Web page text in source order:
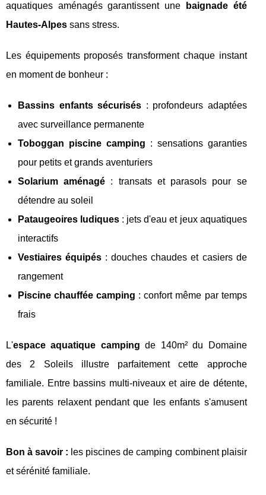
aquatiques aménagés garantissent une
baignade été
Hautes-Alpes sans stress.
Les équipements proposés transforment chaque instant
en moment de bonheur :
Bassins enfants sécurisés : profondeurs adaptées
avec surveillance permanente
Toboggan piscine camping : sensations garanties
pour petits et grands aventuriers
Solarium aménagé : transats et parasols pour se
détendre au soleil
Pataugeoires ludiques : jets d'eau et jeux aquatiques
interactifs
Vestiaires équipés : douches chaudes et casiers de
rangement
Piscine chauffée camping : confort même par temps
frais
L'espace aquatique camping de 140m² du Domaine
des 2 Soleils illustre parfaitement cette approche
familiale. Entre bassins multi-niveaux et aire de détente,
les parents relaxent pendant que les enfants s'amusent
en sécurité !
Bon à savoir : les piscines de camping combinent plaisir
et sérénité familiale.